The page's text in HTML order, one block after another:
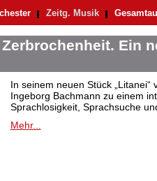
Zeitg. Musik
Ein
In seinem neuen Stück
Ingeborg Bachmann zu einem
Sprachlosigkeit, Sprachsuche
Mehr...